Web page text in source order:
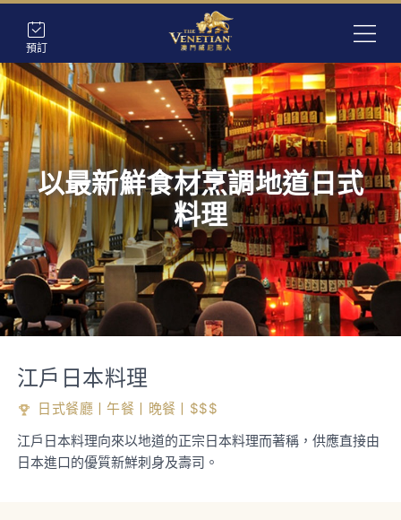
預訂
以最新鮮食材烹調地道日式
料理
江戶日本料理
日式餐廳丨午餐丨晚餐丨$$$
江戶日本料理向來以地道的正宗日本料理而著稱，供應直接由
日本進口的優質新鮮刺身及壽司。